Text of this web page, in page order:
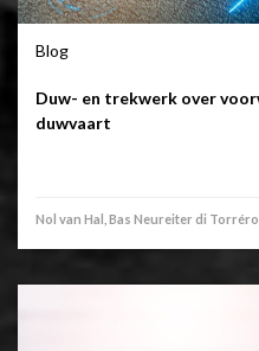
Blog
Duw- en trekwerk over
duwvaart
Nol van Hal, Bas Neureiter di Torréro